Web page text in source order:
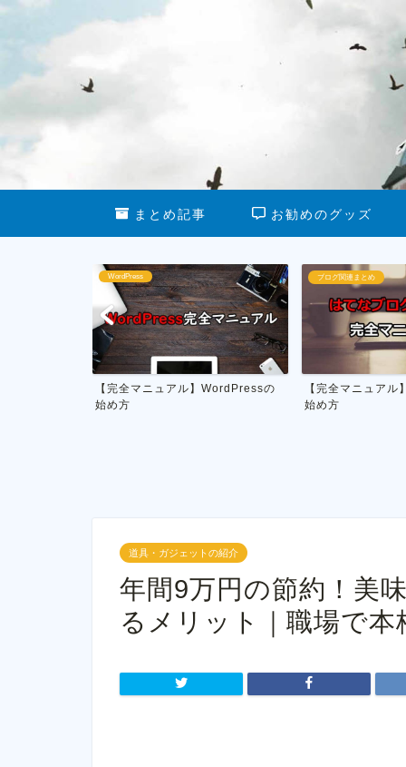
まとめ記事 お勧めのグッズ
WordPress
【完全マニュアル】WordPressの
始め方
ブログ関連まとめ
【完全マニュアル
始め方
道具・ガジェットの紹介
年間9万円の節約！美
るメリット｜職場で